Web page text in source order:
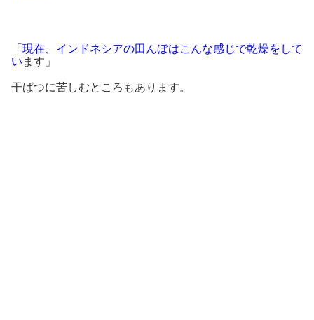
「現在、インドネシアの田んぼはこんな感じで乾燥をして
います」
干ばつに苦しむところもあります。